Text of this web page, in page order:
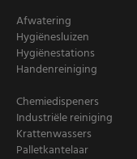
Afwatering
Hygiënesluizen
Hygiënestations
Handenreiniging
Chemiedispeners
Industriële reiniging
Krattenwassers
Palletkantelaar